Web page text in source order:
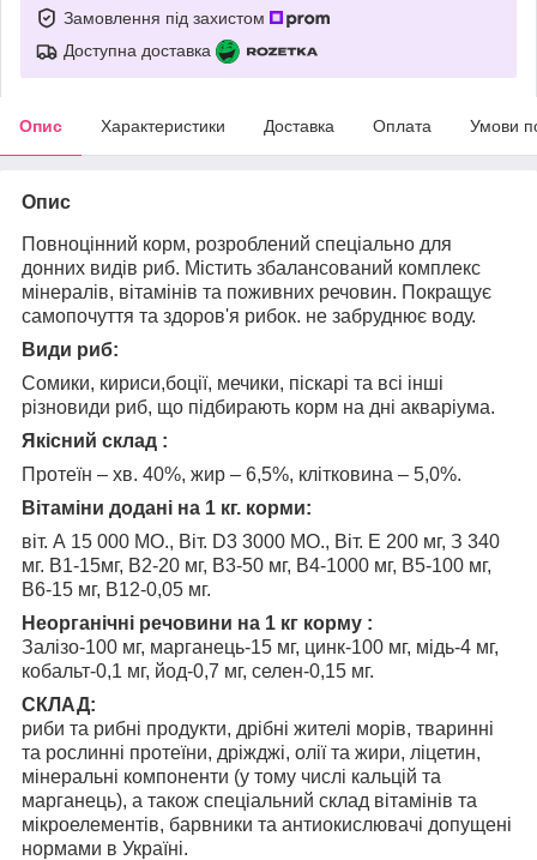
Замовлення під захистом
Доступна доставка
Опис Характеристики Доставка Оплата Умови
Опис
Повноцінний корм, розроблений спеціально для
донних видів риб. Містить збалансований комплекс
мінералів, вітамінів та поживних речовин. Покращує
самопочуття та здоров'я рибок. не забруднює воду.
Види риб:
Сомики, кириси,боції, мечики, піскарі та всі інші
різновиди риб, що підбирають корм на дні акваріума.
Якісний склад :
Протеїн – хв. 40%, жир – 6,5%, клітковина – 5,0%.
Вітаміни додані на 1 кг. корми:
віт. А 15 000 МО., Віт. D3 3000 МО., Віт. Е 200 мг, З 340
мг. В1-15мг, В2-20 мг, В3-50 мг, В4-1000 мг, В5-100 мг,
В6-15 мг, В12-0,05 мг.
Неорганічні речовини на 1 кг корму :
Залізо-100 мг, марганець-15 мг, цинк-100 мг, мідь-4 мг,
кобальт-0,1 мг, йод-0,7 мг, селен-0,15 мг.
СКЛАД:
риби та рибні продукти, дрібні жителі морів, тваринні
та рослинні протеїни, дріжджі, олії та жири, ліцетин,
мінеральні компоненти (у тому числі кальцій та
марганець), а також спеціальний склад вітамінів та
мікроелементів, барвники та антиокислювачі допущені
нормами в Україні.